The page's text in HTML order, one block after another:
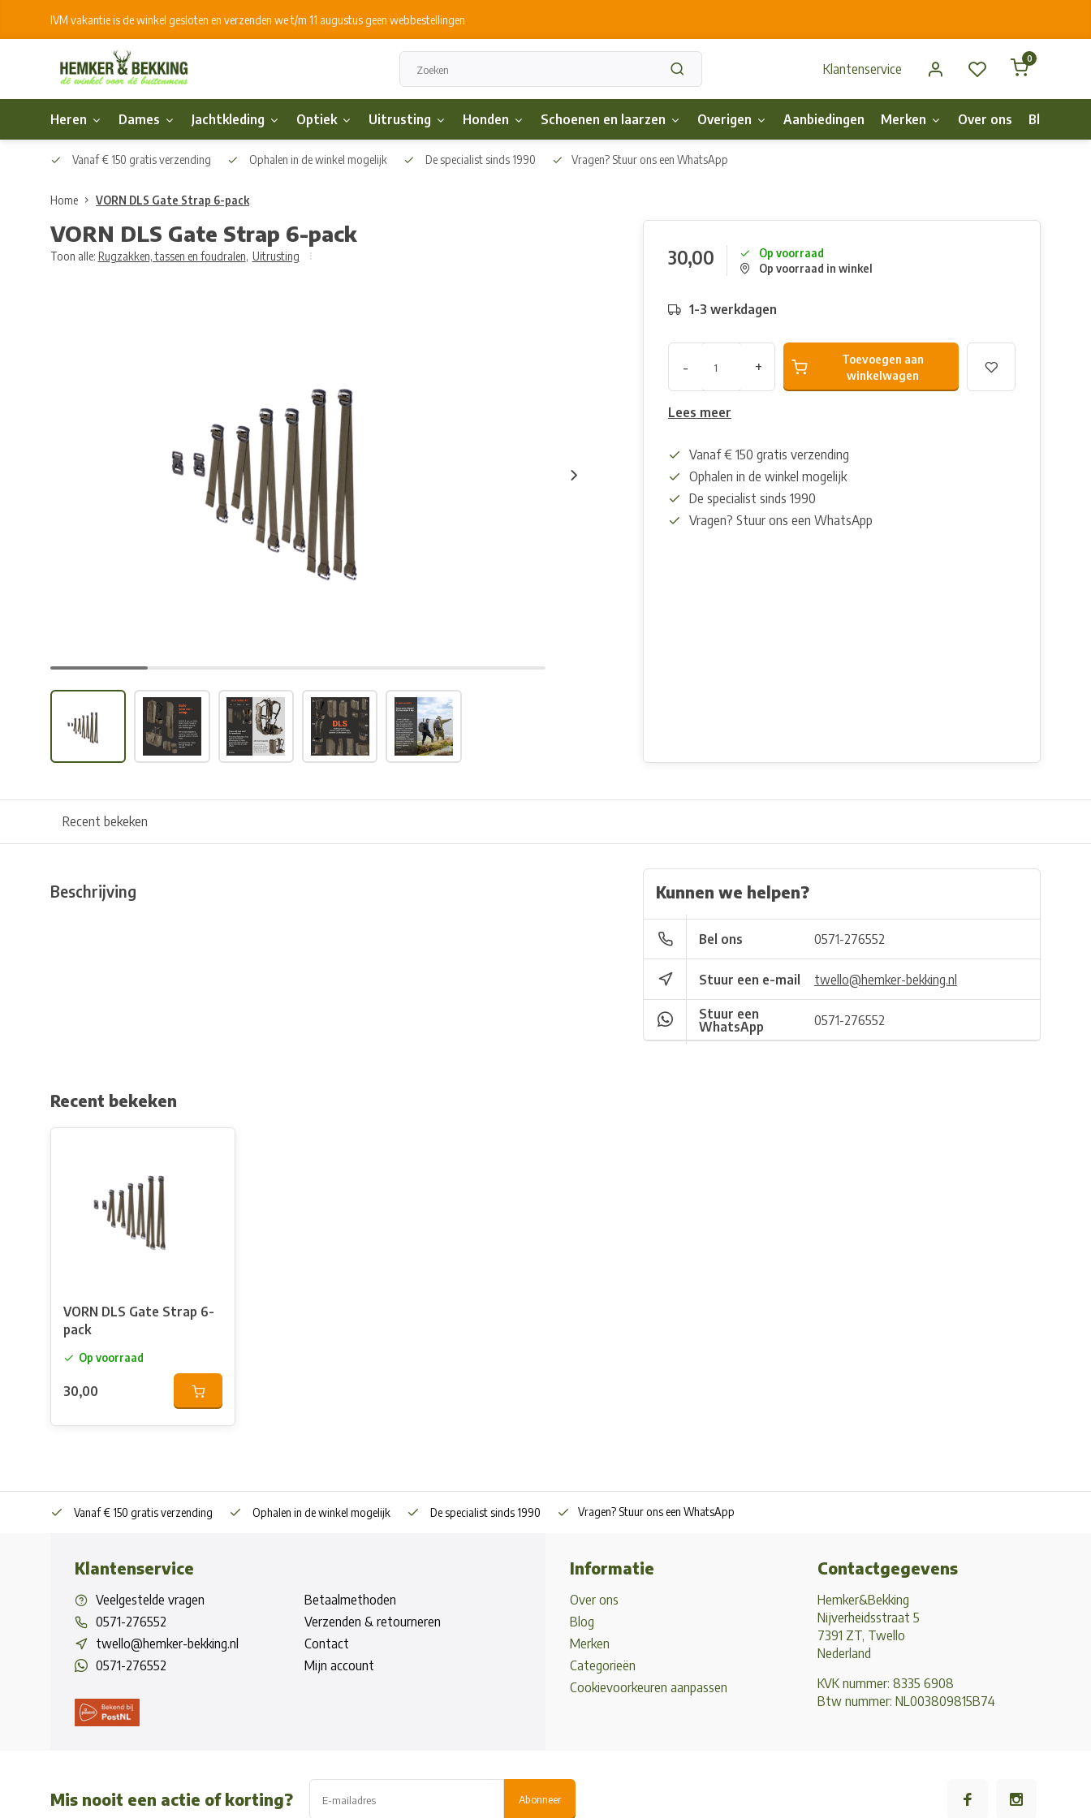
IVM vakantie is de winkel gesloten en verzenden we t/m 11 augustus geen webbestellingen
Klantenservice
0
Heren Dames Jachtkleding Optiek Uitrusting Honden Schoenen en laarzen Overigen Aanbiedingen Merken Over ons Blog
Vanaf € 150 gratis verzending Ophalen in de winkel mogelijk De specialist sinds 1990 Vragen? Stuur ons een WhatsApp
Home VORN DLS Gate Strap 6-pack
VORN DLS Gate Strap 6-pack
Toon alle: Rugzakken, tassen en foudralen, Uitrusting 30,00
Op voorraad
Op voorraad in winkel
1-3 werkdagen
- +
Toevoegen aan
winkelwagen
Lees meer
Vanaf € 150 gratis verzending
Ophalen in de winkel mogelijk
De specialist sinds 1990
Vragen? Stuur ons een WhatsApp
Recent bekeken
Beschrijving Kunnen we helpen?
Bel ons 0571-276552
Stuur een e-mail twello@hemker-bekking.nl
Stuur een
WhatsApp
0571-276552
Recent bekeken
VORN DLS Gate Strap 6-
pack
Op voorraad
30,00
Vanaf € 150 gratis verzending Ophalen in de winkel mogelijk De specialist sinds 1990 Vragen? Stuur ons een WhatsApp
Klantenservice
Veelgestelde vragen
0571-276552
twello@hemker-bekking.nl
0571-276552
Betaalmethoden
Verzenden & retourneren
Contact
Mijn account
Informatie
Over ons
Blog
Merken
Categorieën
Cookievoorkeuren aanpassen
Contactgegevens
Hemker&Bekking
Nijverheidsstraat 5
7391 ZT, Twello
Nederland
KVK nummer: 8335 6908
Btw nummer: NL003809815B74
Mis nooit een actie of korting? Abonneer